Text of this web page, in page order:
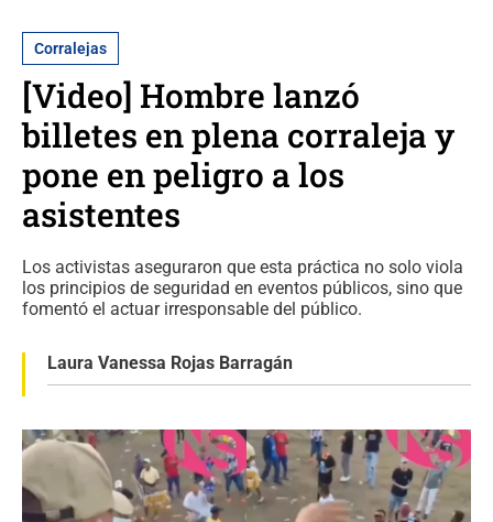
Corralejas
[Video] Hombre lanzó
billetes en plena corraleja y
pone en peligro a los
asistentes
Los activistas aseguraron que esta práctica no solo viola
los principios de seguridad en eventos públicos, sino que
fomentó el actuar irresponsable del público.
Laura Vanessa Rojas Barragán